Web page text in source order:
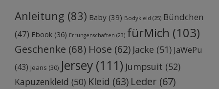
Anleitung (83) Baby (39) Bodykleid (25) Bündchen
(47) Ebook (36) Errungenschaften (23) fürMich (103)
Geschenke (68) Hose (62) Jacke (51) JaWePu
(43) Jeans (30) Jersey (111) Jumpsuit (52)
Kapuzenkleid (50) Kleid (63) Leder (67)